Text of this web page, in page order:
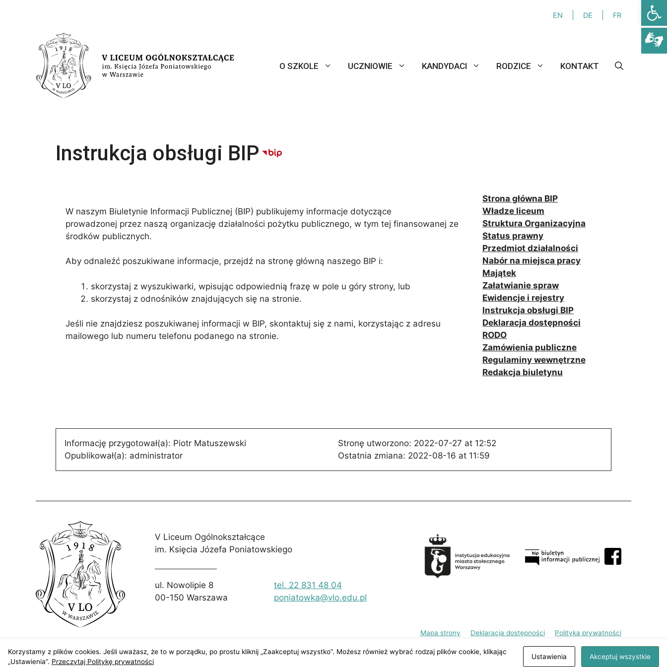
EN DE FR
O SZKOLE UCZNIOWIE KANDYDACI RODZICE KONTAKT
Instrukcja obsługi BIP
W naszym Biuletynie Informacji Publicznej (BIP) publikujemy informacje dotyczące
prowadzonej przez naszą organizację działalności pożytku publicznego, w tym tej finansowanej ze
środków publicznych.
Aby odnaleźć poszukiwane informacje, przejdź na stronę główną naszego BIP i:
skorzystaj z wyszukiwarki, wpisując odpowiednią frazę w pole u góry strony, lub
skorzystaj z odnośników znajdujących się na stronie.
Jeśli nie znajdziesz poszukiwanej informacji w BIP, skontaktuj się z nami, korzystając z adresu
mailowego lub numeru telefonu podanego na stronie.
Strona główna BIP
Władze liceum
Struktura Organizacyjna
Status prawny
Przedmiot działalności
Nabór na miejsca pracy
Majątek
Załatwianie spraw
Ewidencje i rejestry
Instrukcja obsługi BIP
Deklaracja dostępności
RODO
Zamówienia publiczne
Regulaminy wewnętrzne
Redakcja biuletynu
Informację przygotował(a): Piotr Matuszewski
Opublikował(a): administrator
Stronę utworzono: 2022-07-27 at 12:52
Ostatnia zmiana: 2022-08-16 at 11:59
V Liceum Ogólnokształcące
im. Księcia Józefa Poniatowskiego
ul. Nowolipie 8
00-150 Warszawa
tel. 22 831 48 04
poniatowka@vlo.edu.pl
Mapa strony Deklaracja dostępności Polityka prywatności
Korzystamy z plików cookies. Jeśli uważasz, że to w porządku, po prostu kliknij „Zaakceptuj wszystko”. Możesz również wybrać rodzaj plików cookie, klikając
„Ustawienia”. Przeczytaj Politykę prywatności
Ustawienia Akceptuj wszystkie
Niezbędne
Te pliki
Są
do działania
serwisu.
Statystyki
Doświadczenie
Aby nasza
strona
internetowa
podczas Twojej